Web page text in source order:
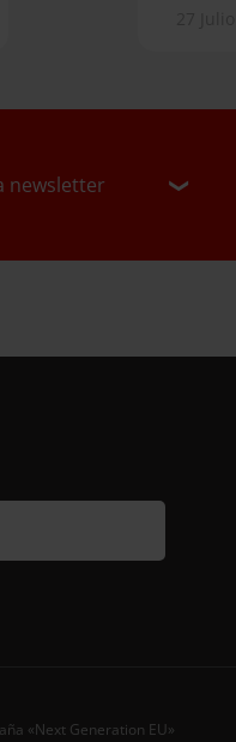
newsletter
Si quieres recibir
información, no dejes
Al instante, te
datos y podrás estar al
Correo electrónico *
«Next Generation EU»